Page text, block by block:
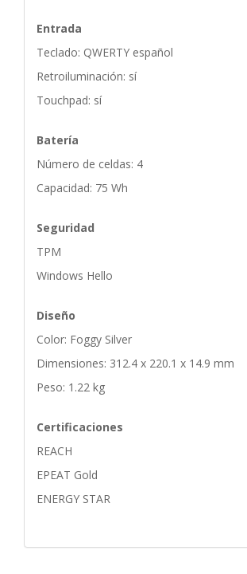
Entrada
Teclado: QWERTY español
Retroiluminación: sí
Touchpad: sí
Batería
Número de celdas: 4
Capacidad: 75 Wh
Seguridad
TPM
Windows Hello
Diseño
Color: Foggy Silver
Dimensiones: 312.4 x 220.1 x 14.9 mm
Peso: 1.22 kg
Certificaciones
REACH
EPEAT Gold
ENERGY STAR